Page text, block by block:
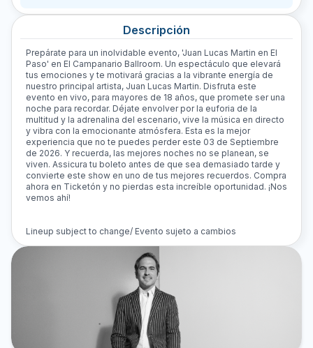
Descripción
Prepárate para un inolvidable evento, 'Juan Lucas Martin en El
Paso' en El Campanario Ballroom. Un espectáculo que elevará
tus emociones y te motivará gracias a la vibrante energía de
nuestro principal artista, Juan Lucas Martin. Disfruta este
evento en vivo, para mayores de 18 años, que promete ser una
noche para recordar. Déjate envolver por la euforia de la
multitud y la adrenalina del escenario, vive la música en directo
y vibra con la emocionante atmósfera. Esta es la mejor
experiencia que no te puedes perder este 03 de Septiembre
de 2026. Y recuerda, las mejores noches no se planean, se
viven. Assicura tu boleto antes de que sea demasiado tarde y
convierte este show en uno de tus mejores recuerdos. Compra
ahora en Ticketón y no pierdas esta increíble oportunidad. ¡Nos
vemos ahí!
Lineup subject to change/ Evento sujeto a cambios